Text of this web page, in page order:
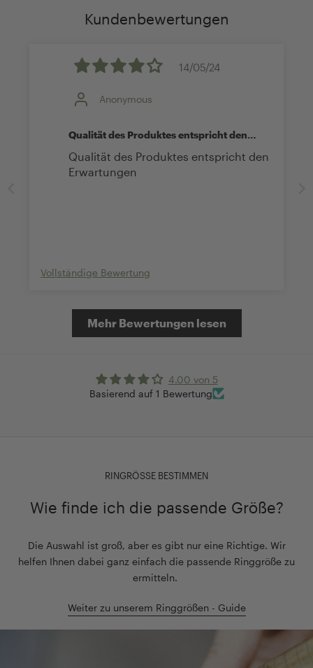
Kundenbewertungen
14/05/24
Anonymous
Qualität des Produktes entspricht den
Qualität des Produktes entspricht den
Erwartungen
Vollständige Bewertung
Mehr Bewertungen lesen
4.00 von 5
Basierend auf 1 Bewertung
RINGRÖSSE BESTIMMEN
Wie finde ich die passende Größe?
Die Auswahl ist groß, aber es gibt nur eine Richtige. Wir
helfen Ihnen dabei ganz einfach die passende Ringgröße zu
ermitteln.
Weiter zu unserem Ringgrößen - Guide